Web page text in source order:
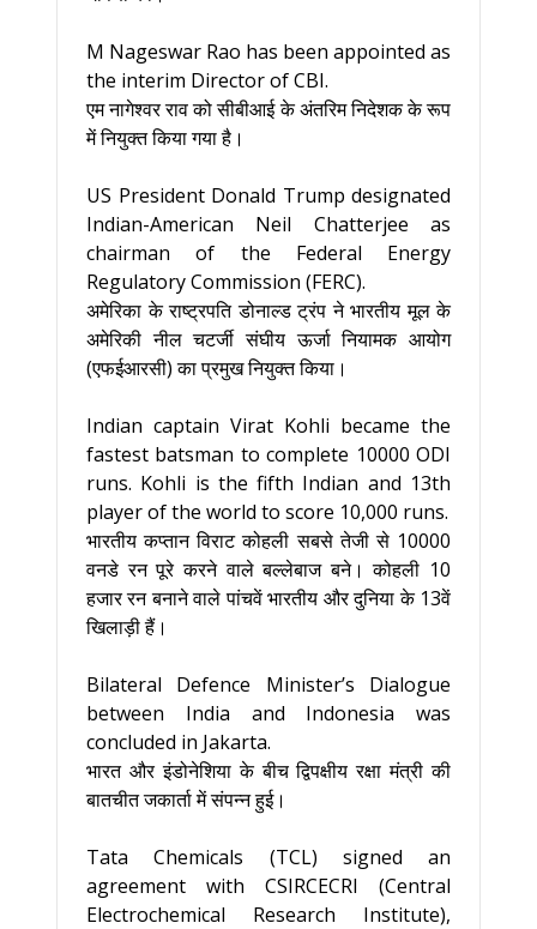
M Nageswar Rao has been appointed as
the interim Director of CBI.
एम नागेश्वर राव को सीबीआई के अंतरिम निदेशक के रूप
में नियुक्त किया गया है।
US President Donald Trump designated
Indian-American Neil Chatterjee as
chairman of the Federal Energy
Regulatory Commission (FERC).
अमेरिका के राष्ट्रपति डोनाल्ड ट्रंप ने भारतीय मूल के
अमेरिकी नील चटर्जी संघीय ऊर्जा नियामक आयोग
(एफईआरसी) का प्रमुख नियुक्त किया।
Indian captain Virat Kohli became the
fastest batsman to complete 10000 ODI
runs. Kohli is the fifth Indian and 13th
player of the world to score 10,000 runs.
भारतीय कप्तान विराट कोहली सबसे तेजी से 10000
वनडे रन पूरे करने वाले बल्लेबाज बने। कोहली 10
हजार रन बनाने वाले पांचवें भारतीय और दुनिया के 13वें
खिलाड़ी हैं।
Bilateral Defence Minister’s Dialogue
between India and Indonesia was
concluded in Jakarta.
भारत और इंडोनेशिया के बीच द्विपक्षीय रक्षा मंत्री की
बातचीत जकार्ता में संपन्न हुई।
Tata Chemicals (TCL) signed an
agreement with CSIRCECRI (Central
Electrochemical Research Institute),